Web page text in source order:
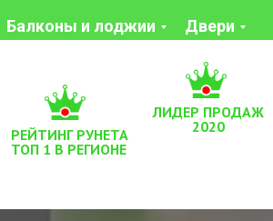
РЕЙТИНГ РУНЕТА
ТОП 1 В РЕГИОНЕ
ЛИДЕР ПРОДАЖ
2020
Балконы и лоджии Двери